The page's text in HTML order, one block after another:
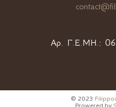
Αρ. Γ.Ε.ΜΗ.:
© 2023
Prowered by